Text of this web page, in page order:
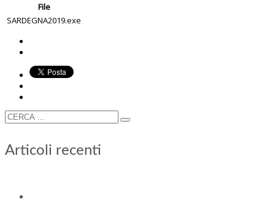
File
SARDEGNA2019.exe
Articoli recenti